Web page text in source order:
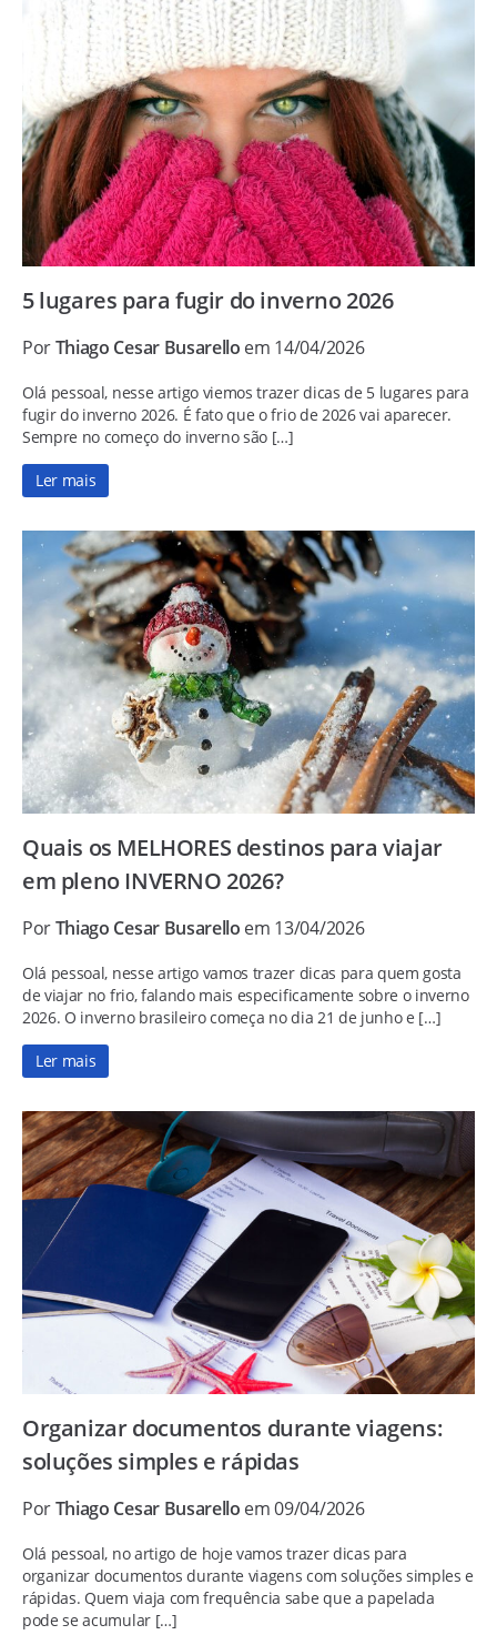
5 lugares para fugir do inverno 2026
PorThiago Cesar Busarello em 14/04/2026
Olá pessoal, nesse artigo viemos trazer dicas de 5 lugares para
fugir do inverno 2026. É fato que o frio de 2026 vai aparecer.
Sempre no começo do inverno são […]
Ler mais
Quais os MELHORES destinos para viajar
em pleno INVERNO 2026?
PorThiago Cesar Busarello em 13/04/2026
Olá pessoal, nesse artigo vamos trazer dicas para quem gosta
de viajar no frio, falando mais especificamente sobre o inverno
2026. O inverno brasileiro começa no dia 21 de junho e […]
Ler mais
Organizar documentos durante viagens:
soluções simples e rápidas
PorThiago Cesar Busarello em 09/04/2026
Olá pessoal, no artigo de hoje vamos trazer dicas para
organizar documentos durante viagens com soluções simples e
rápidas. Quem viaja com frequência sabe que a papelada
pode se acumular […]